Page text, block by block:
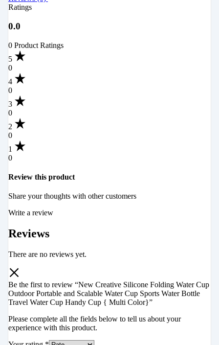
Ratings
0.0
0 Product Ratings
5
0
4
0
3
0
2
0
1
0
Review this product
Share your thoughts with other customers
Write a review
Reviews
There are no reviews yet.
Be the first to review “New Creative Silicone Folding Water Cup
Outdoor Portable and Scalable Water Cup Sports Water Bottle
Travel Water Cup Handy Cup { Multi Color}”
Please complete all the fields below to tell us about your
experience with this product.